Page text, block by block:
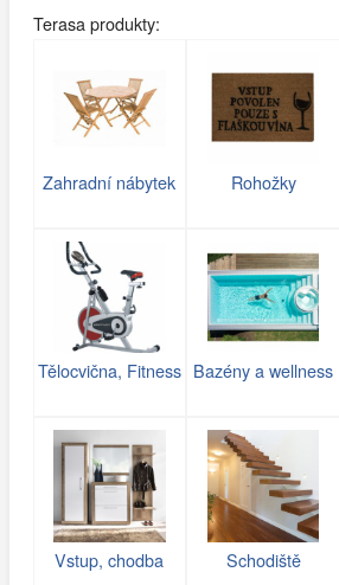
Terasa produkty:
Zahradní nábytek Rohožky
Tělocvična, Fitness Bazény a wellness
Vstup, chodba Schodiště